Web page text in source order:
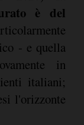
è del
- e quella
in
italiani;
l'orizzonte